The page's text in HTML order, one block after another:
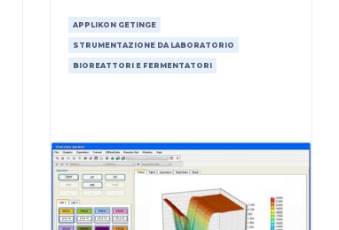
APPLIKON GETINGE
STRUMENTAZIONE DA LABORATORIO
BIOREATTORI E FERMENTATORI